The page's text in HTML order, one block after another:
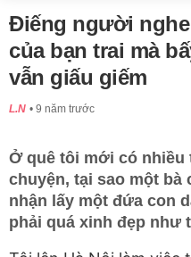
Điếng người
của bạn trai mà
vẫn giấu giếm
L.N 9 năm trước
Ở quê tôi mới có
chuyện, tại sao một bà
nhận lấy một đứa con
phải quá xinh đẹp như